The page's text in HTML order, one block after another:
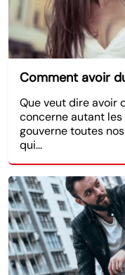
Comment avoir
Que veut dire avoir
concerne autant
gouverne toutes
qui...